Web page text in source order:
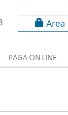
PAGA ON LINE